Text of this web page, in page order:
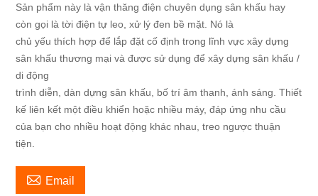
Sản phẩm này là vận thăng điện chuyên dụng sân khấu hay
còn gọi là tời điện tự leo, xử lý đen bề mặt. Nó là
chủ yếu thích hợp để lắp đặt cố định trong lĩnh vực xây dựng
sân khấu thương mại và được sử dụng để xây dựng sân khấu /
di động
trình diễn, dàn dựng sân khấu, bố trí âm thanh, ánh sáng. Thiết
kế liên kết một điều khiển hoặc nhiều máy, đáp ứng nhu cầu
của bạn cho nhiều hoạt động khác nhau, treo ngược thuận
tiện.
 Email